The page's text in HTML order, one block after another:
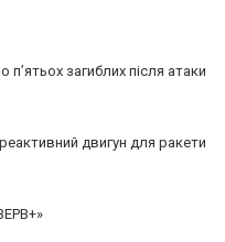
загиблих після атаки
двигун для ракети